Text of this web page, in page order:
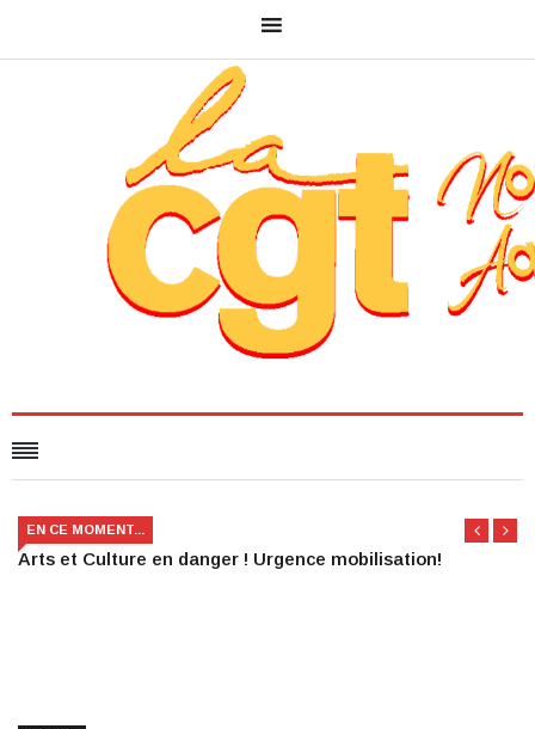
EN CE MOMENT...
Arts et Culture en danger ! Urgence mobilisation!